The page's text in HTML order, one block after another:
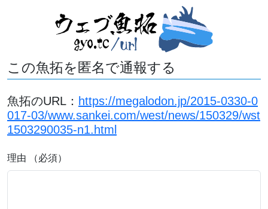
この魚拓を匿名で通報する
魚拓のURL： https://megalodon.jp/2015-0330-0
017-03/www.sankei.com/west/news/150329/wst
1503290035-n1.html
理由 （必須）